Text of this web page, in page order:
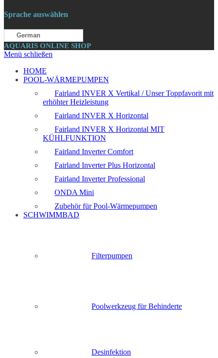
Sprache auswählen
German
AQUARIS ONLINE SHOP
Menü schließen
HOME
POOL-WÄRMEPUMPEN
Fairland INVER X Vertikal / Unser Toppfavorit mit
erhöhter Heizleistung
Fairland INVER X Horizontal
Fairland INVER X Horizontal MIT
KÜHLFUNKTION
Fairland Inverter Comfort
Fairland Inverter Plus Horizontal
Fairland Inverter Professional
ONDA Mini
Zubehör für Pool-Wärmepumpen
SCHWIMMBAD
Filterpumpen
Poolwerkzeug für Behinderte
Desinfektion